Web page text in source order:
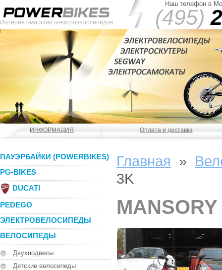
Интернет-магазин электровелосипедов
Наш телефон в
(495)
ИНФОРМАЦИЯ Оплата и доставка
ПАУЭРБАЙКИ (POWERBIKES)
PG-BIKES
DUCATI
PEDEGO
ЭЛЕКТРОВЕЛОСИПЕДЫ
ВЕЛОСИПЕДЫ
Двухподвесы
Детские велосипеды
Главная »
3K